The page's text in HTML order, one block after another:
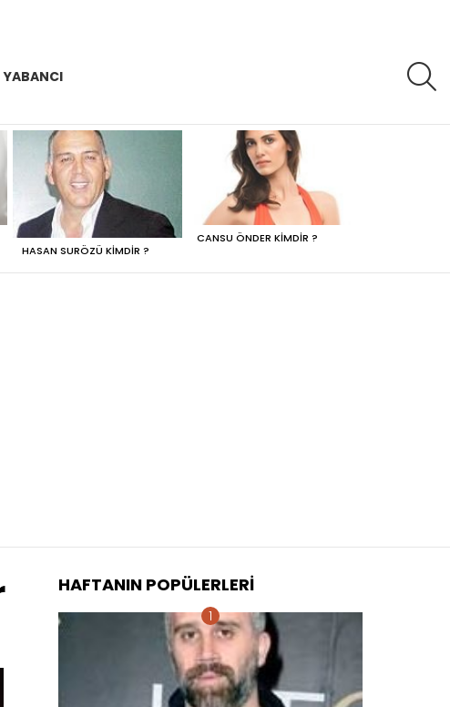
YABANCI
HASAN SURÖZÜ KIMDIR ?
CANSU ÖNDER KIMDIR ?
HAFTANIN POPÜLERLERI